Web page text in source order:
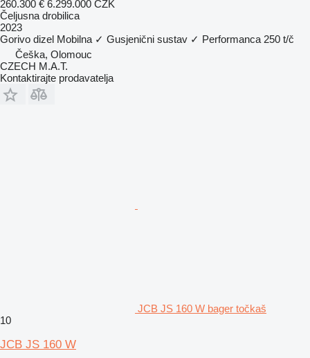
260.300 € 6.299.000 CZK
Čeljusna drobilica
2023
Gorivo dizel Mobilna ✓ Gusjenični sustav ✓ Performanca 250 t/č
Češka, Olomouc
CZECH M.A.T.
Kontaktirajte prodavatelja
JCB JS 160 W bager točkaš
10
JCB JS 160 W